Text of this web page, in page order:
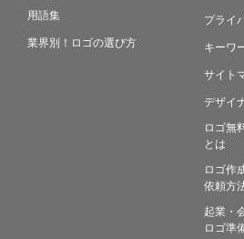
用語集
業界別！ロゴの選び方
プライ
キーワ
サイト
デザイ
ロゴ無
とは
ロゴ作
依頼方
起業・
ロゴ準